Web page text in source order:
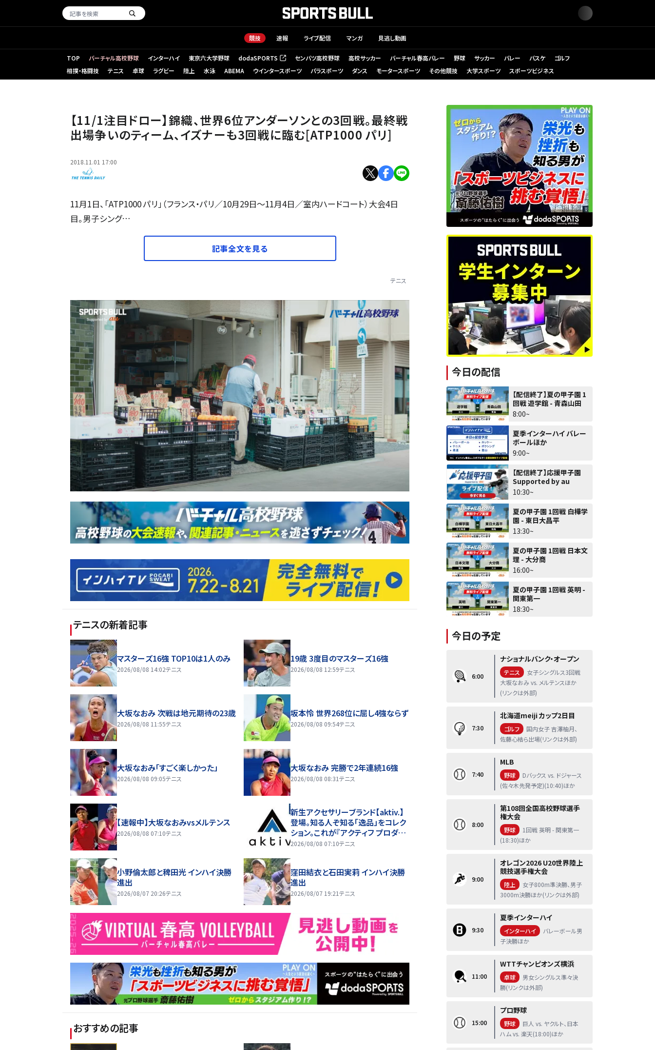
競技 速報 ライブ配信 マンガ 見逃し動画
TOP バーチャル高校野球 インターハイ 東京六大学野球 dodaSPORTS
（新しいタブで開く） センバツ高校野球 高校サッカー バーチャル春高バレー 野球 サッカー バレー バスケ
ゴルフ
相撲・格闘技
テニス 卓球 ラグビー 陸上 水泳 ABEMA ウインタースポーツ パラスポーツ ダンス モータースポーツ その他競技 大学スポーツ スポーツビジネス
【11/1注目ドロー】錦織、世界6位アンダーソンとの3回戦。最終戦
出場争いのティーム、イズナーも3回戦に臨む[ATP1000 パリ]
2018.11.01 17:00
11月1日、「ATP1000 パリ」（フランス・パリ／10月29日～11月4日／室内ハードコート）大会4日
目。男子シング…
記事全文を見る
テニス
テニスの新着記事
マスターズ16強 TOP10は1人のみ
2026/08/08 14:02テニス
19歳 3度目のマスターズ16強
2026/08/08 12:59テニス
大坂なおみ 次戦は地元期待の23歳
2026/08/08 11:55テニス
坂本怜 世界268位に屈し4強ならず
2026/08/08 09:54テニス
大坂なおみ「すごく楽しかった」
2026/08/08 09:05テニス
大坂なおみ 完勝で2年連続16強
2026/08/08 08:31テニス
【速報中】大坂なおみvsメルテンス
2026/08/08 07:10テニス
新生アクセサリーブランド【aktiv.】
登場。知る人ぞ知る「逸品」をコレク
ション。これが『アクティフ プロダク
ツ』だ！【『aktiv.』 ／MONTHLY TE
2026/08/08 07:10テニス
小野倫太郎と稗田光 インハイ決勝
進出
2026/08/07 20:26テニス
窪田結衣と石田実莉 インハイ決勝
進出
2026/08/07 19:21テニス
おすすめの記事
今日の配信
【配信終了】夏の甲子園 1
回戦 遊学館 - 青森山田
8:00~
夏季インターハイ バレー
ボールほか
9:00~
【配信終了】応援甲子園
Supported by au
10:30~
夏の甲子園 1回戦 白樺学
園 - 東日大昌平
13:30~
夏の甲子園 1回戦 日本文
理 - 大分商
16:00~
夏の甲子園 1回戦 英明 -
関東第一
18:30~
今日の予定
6:00
ナショナルバンク・オープン
テニス
女子シングルス3回戦
大坂なおみ vs. メルテンスほか
(リンクは外部)
7:30
北海道meiji カップ2日目
ゴルフ
国内女子 吉澤柚月、
佐藤心結ら出場(リンクは外部)
7:40
MLB
野球
Dバックス vs. ドジャース
(佐々木先発予定)(10:40)ほか
8:00
第108回全国高校野球選手
権大会
野球
1回戦 英明 - 関東第一
(18:30)ほか
9:00
オレゴン2026 U20世界陸上
競技選手権大会
陸上
女子800m準決勝、男子
3000m決勝ほか(リンクは外部)
9:30
夏季インターハイ
インターハイ
バレーボール男
子決勝ほか
11:00
WTTチャンピオンズ横浜
卓球
男女シングルス準々決
勝(リンクは外部)
15:00
プロ野球
野球
巨人 vs. ヤクルト、日本
ハム vs. 楽天(18:00)ほか